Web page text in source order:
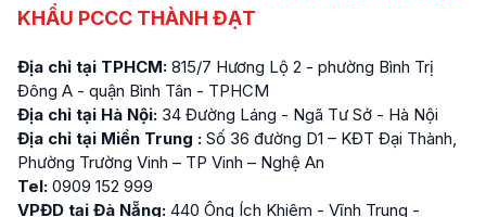
KHẨU PCCC THÀNH ĐẠT
Địa chỉ tại TPHCM: 815/7 Hương Lộ 2 - phường Bình Trị
Đông A - quận Bình Tân - TPHCM
Địa chỉ tại Hà Nội: 34 Đường Láng - Ngã Tư Sở - Hà Nội
Địa chỉ tại Miền Trung : Số 36 đường D1 – KĐT Đại Thành,
Phường Trường Vinh – TP Vinh – Nghệ An
Tel: 0909 152 999
VPĐD tại Đà Nẵng: 440 Ông Ích Khiêm - Vĩnh Trung -